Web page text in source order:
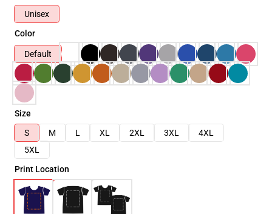
Unisex
Color
Default
Size
S
M L XL 2XL 3XL
4XL
5XL
Print Location